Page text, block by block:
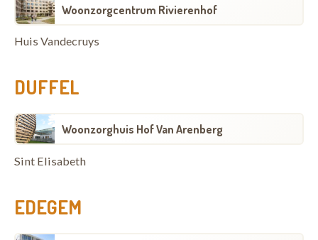
Woonzorgcentrum Rivierenhof
Huis Vandecruys
DUFFEL
Woonzorghuis Hof Van Arenberg
Sint Elisabeth
EDEGEM